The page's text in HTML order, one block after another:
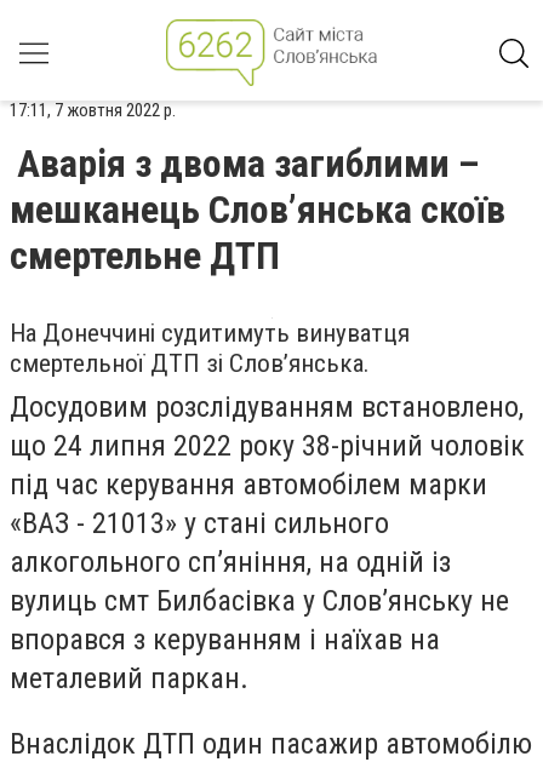
17:11, 7 жовтня 2022 р.
Аварія з двома загиблими –
мешканець Слов’янська скоїв
смертельне ДТП
На Донеччині судитимуть винуватця
смертельної ДТП зі Слов’янська.
Досудовим розслідуванням встановлено,
що 24 липня 2022 року 38-річний чоловік
під час керування автомобілем марки
«ВАЗ - 21013» у стані сильного
алкогольного сп’яніння, на одній із
вулиць смт Билбасівка у Слов’янську не
впорався з керуванням і наїхав на
металевий паркан.
Внаслідок ДТП один пасажир автомобілю